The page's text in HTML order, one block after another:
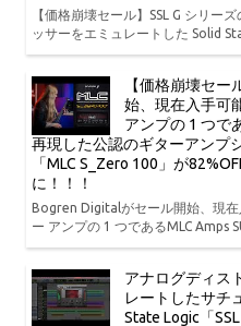
【価格崩壊セール】SSL G シリー
ッサーをエミュレートした Solid
【価格崩壊セ
始、現在入手可
アンプの 1 つで
再現した公認のギターアンプ
「MLC S_Zero 100」が
に！！！
Bogren Digitalがセール開始、現在
ー アンプの 1 つであるMLC Amps
アナログディス
レートしたサチ
State Logic「